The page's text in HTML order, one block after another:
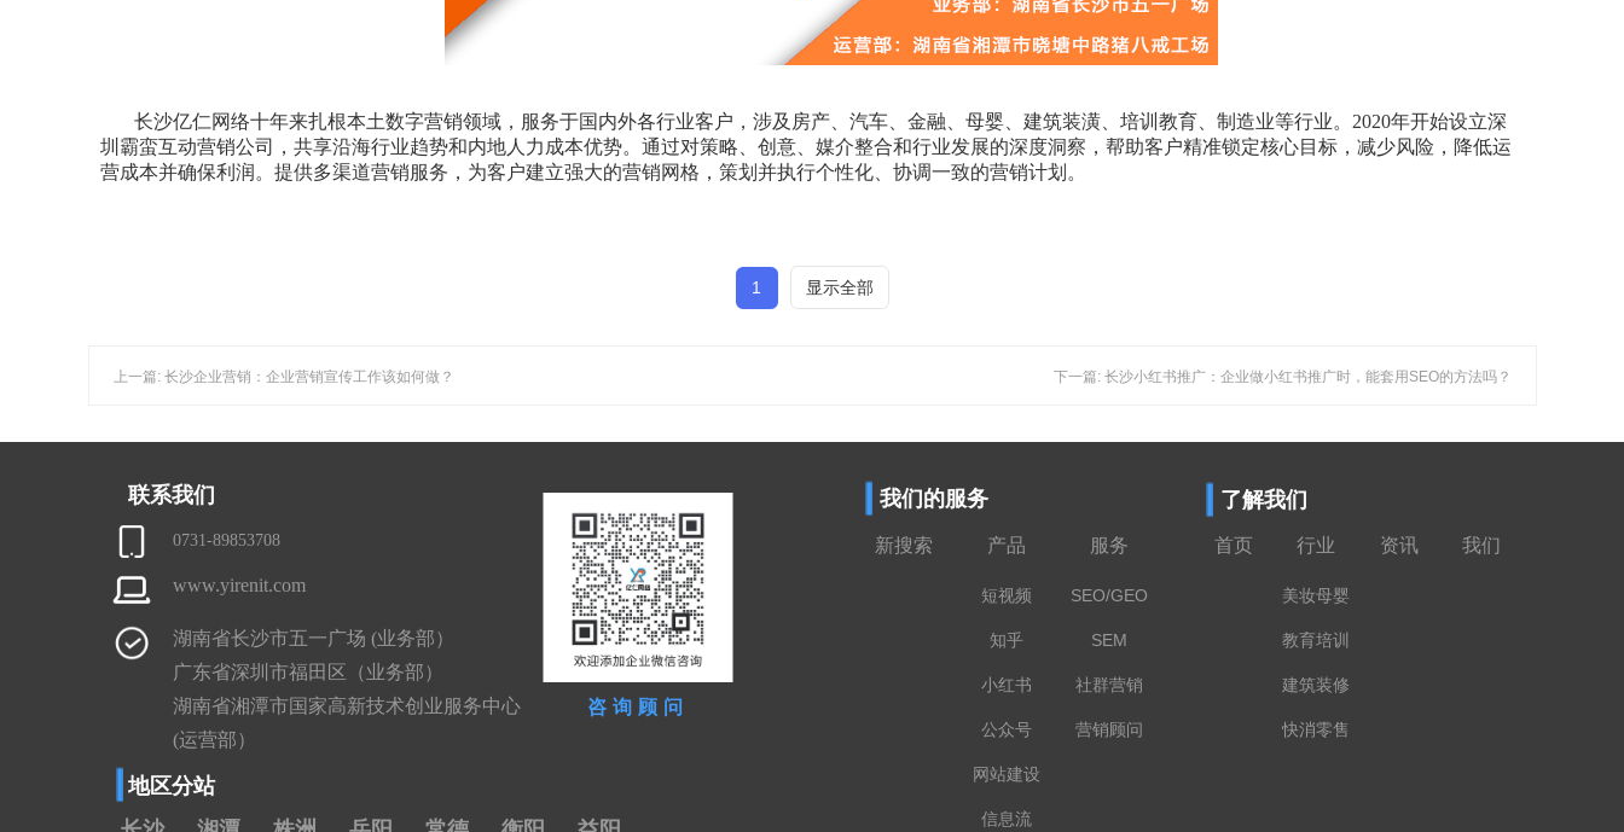
长沙亿仁网络十年来扎根本土数字营销领域，服务于国内外各行业客户，涉及房产、汽车、金融、母婴、建筑装潢、培训教育、制造业等行业。2020年开始设立深
圳霸蛮互动营销公司，共享沿海行业趋势和内地人力成本优势。通过对策略、创意、媒介整合和行业发展的深度洞察，帮助客户精准锁定核心目标，减少风险，降低运
营成本并确保利润。提供多渠道营销服务，为客户建立强大的营销网格，策划并执行个性化、协调一致的营销计划。
1 显示全部
上一篇: 长沙企业营销：企业营销宣传工作该如何做？ 下一篇: 长沙小红书推广：企业做小红书推广时，能套用SEO的方法吗？
联系我们
新搜索 产品
短视频
知乎
小红书
公众号
网站建设
信息流
服务
SEO/GEO
SEM
社群营销
营销顾问
我们的服务 了解我们
首页 行业
美妆母婴
教育培训
建筑装修
快消零售
资讯 我们
0731-89853708
www.yirenit.com
湖南省长沙市五一广场 (业务部）
广东省深圳市福田区（业务部）
湖南省湘潭市国家高新技术创业服务中心
(运营部）
地区分站
咨询顾问